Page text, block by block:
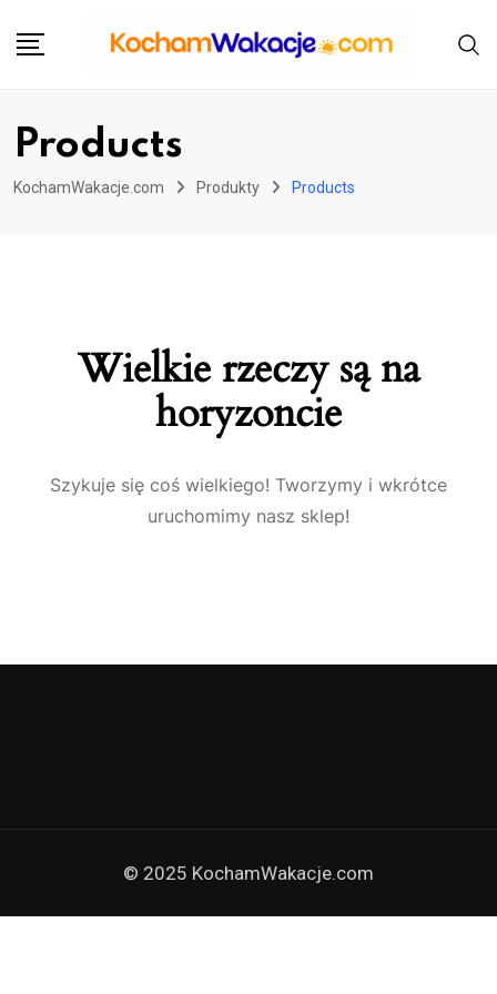
do
Products
KochamWakacje.com Produkty Products
Wielkie rzeczy są na
horyzoncie
Szykuje się coś wielkiego! Tworzymy i wkrótce
uruchomimy nasz sklep!
© 2025 KochamWakacje.com